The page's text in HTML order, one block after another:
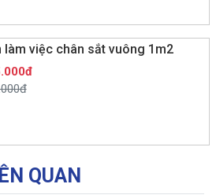
làm việc chân sắt vuông 1m2
QUAN